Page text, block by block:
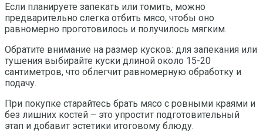
Если планируете запекать или томить, можно
предварительно слегка отбить мясо, чтобы оно
равномерно проготовилось и получилось мягким.
Обратите внимание на размер кусков: для запекания или
тушения выбирайте куски длиной около 15-20
сантиметров, что облегчит равномерную обработку и
подачу.
При покупке старайтесь брать мясо с ровными краями и
без лишних костей – это упростит подготовительный
этап и добавит эстетики итоговому блюду.